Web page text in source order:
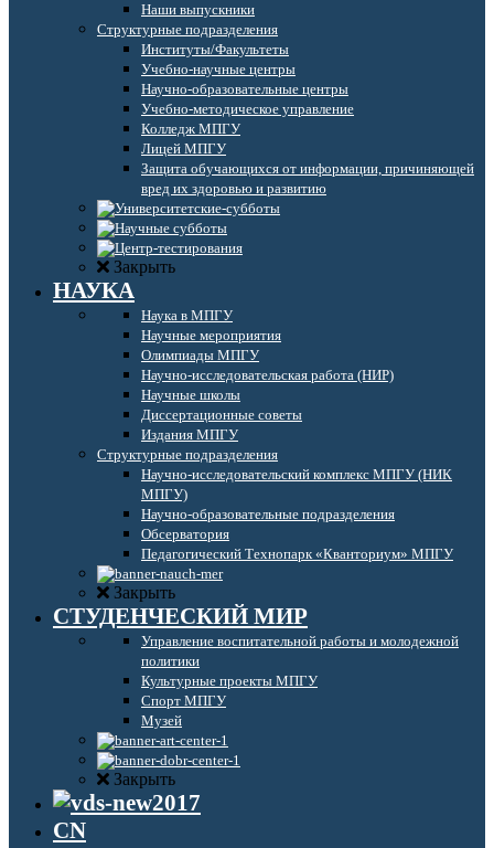
Наши выпускники
Структурные подразделения
Институты/Факультеты
Учебно-научные центры
Научно-образовательные центры
Учебно-методическое управление
Колледж МПГУ
Лицей МПГУ
Защита обучающихся от информации, причиняющей
вред их здоровью и развитию
Закрыть
НАУКА
Наука в МПГУ
Научные мероприятия
Олимпиады МПГУ
Научно-исследовательская работа (НИР)
Научные школы
Диссертационные советы
Издания МПГУ
Структурные подразделения
Научно-исследовательский комплекс МПГУ (НИК
МПГУ)
Научно-образовательные подразделения
Обсерватория
Педагогический Технопарк «Кванториум» МПГУ
Закрыть
СТУДЕНЧЕСКИЙ МИР
Управление воспитательной работы и молодежной
политики
Культурные проекты МПГУ
Спорт МПГУ
Музей
Закрыть
CN